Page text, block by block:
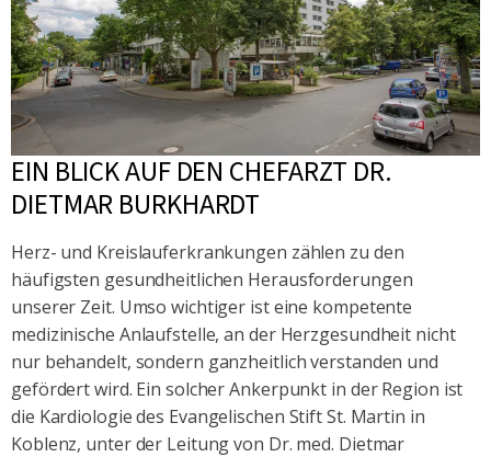
EIN BLICK AUF DEN CHEFARZT DR.
DIETMAR BURKHARDT
Herz- und Kreislauferkrankungen zählen zu den
häufigsten gesundheitlichen Herausforderungen
unserer Zeit. Umso wichtiger ist eine kompetente
medizinische Anlaufstelle, an der Herzgesundheit nicht
nur behandelt, sondern ganzheitlich verstanden und
gefördert wird. Ein solcher Ankerpunkt in der Region ist
die Kardiologie des Evangelischen Stift St. Martin in
Koblenz, unter der Leitung von Dr. med. Dietmar